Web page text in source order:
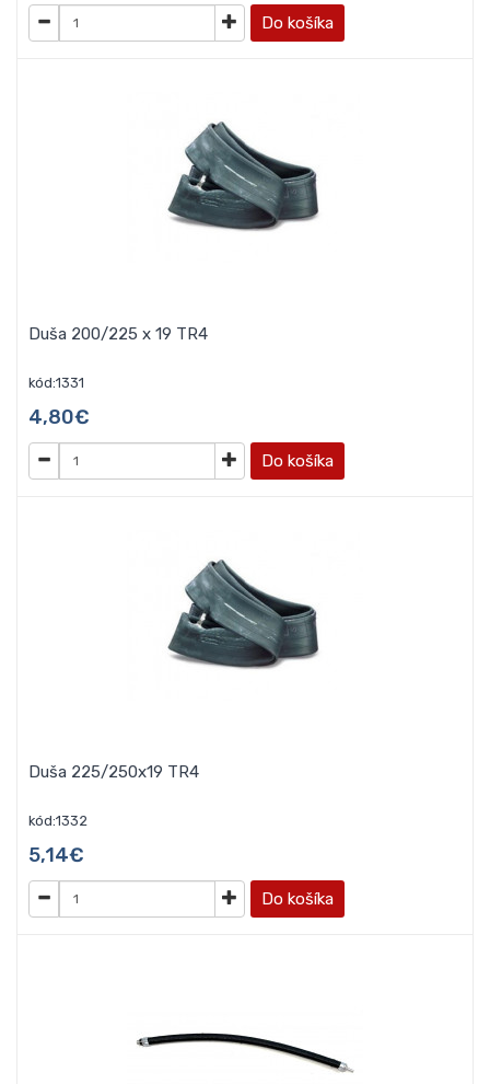
Do košíka
Duša 200/225 x 19 TR4
kód:1331
4,80€
Do košíka
Duša 225/250x19 TR4
kód:1332
5,14€
Do košíka